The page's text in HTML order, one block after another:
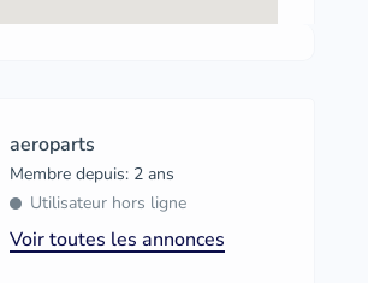
aeroparts
Membre depuis: 2 ans
Utilisateur hors ligne
Voir toutes les annonces